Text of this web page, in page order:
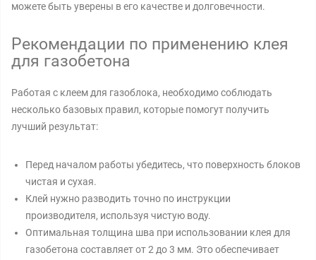
можете быть уверены в его качестве и долговечности.
Рекомендации по применению клея
для газобетона
Работая с клеем для газоблока, необходимо соблюдать
несколько базовых правил, которые помогут получить
лучший результат:
Перед началом работы убедитесь, что поверхность блоков
чистая и сухая.
Клей нужно разводить точно по инструкции
производителя, используя чистую воду.
Оптимальная толщина шва при использовании клея для
газобетона составляет от 2 до 3 мм. Это обеспечивает